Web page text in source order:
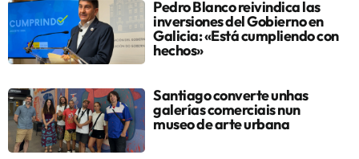
Pedro Blanco reivindica las
inversiones del Gobierno en
Galicia: «Está cumpliendo con
hechos»
Santiago converte unhas
galerías comerciais nun
museo de arte urbana